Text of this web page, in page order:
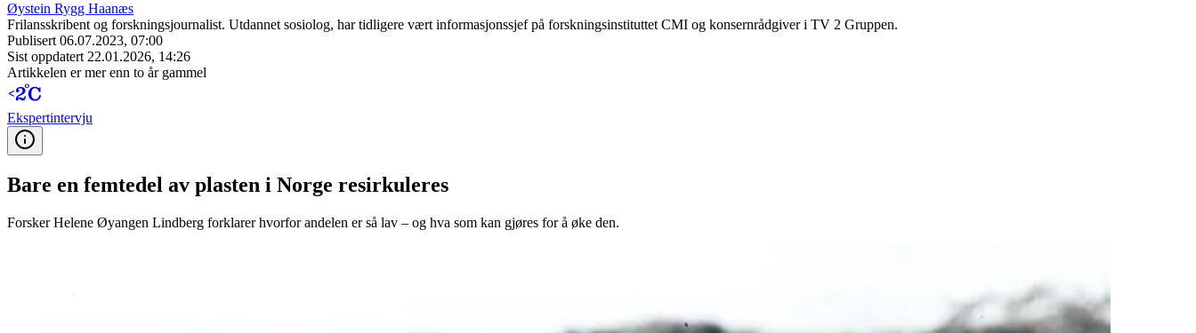
Øystein Rygg Haanæs
Frilansskribent og forskningsjournalist. Utdannet sosiolog, har tidligere vært informasjonssjef på forskningsinstituttet CMI og konsernrådgiver i TV 2 Gruppen.
Publisert 06.07.2023, 07:00
Sist oppdatert 22.01.2026, 14:26
Artikkelen er mer enn to år gammel
Ekspert­intervju
Bare en femtedel av plasten i Norge resirkuleres
Forsker Helene Øyangen Lindberg forklarer hvorfor andelen er så lav – og hva som kan gjøres for å øke den.